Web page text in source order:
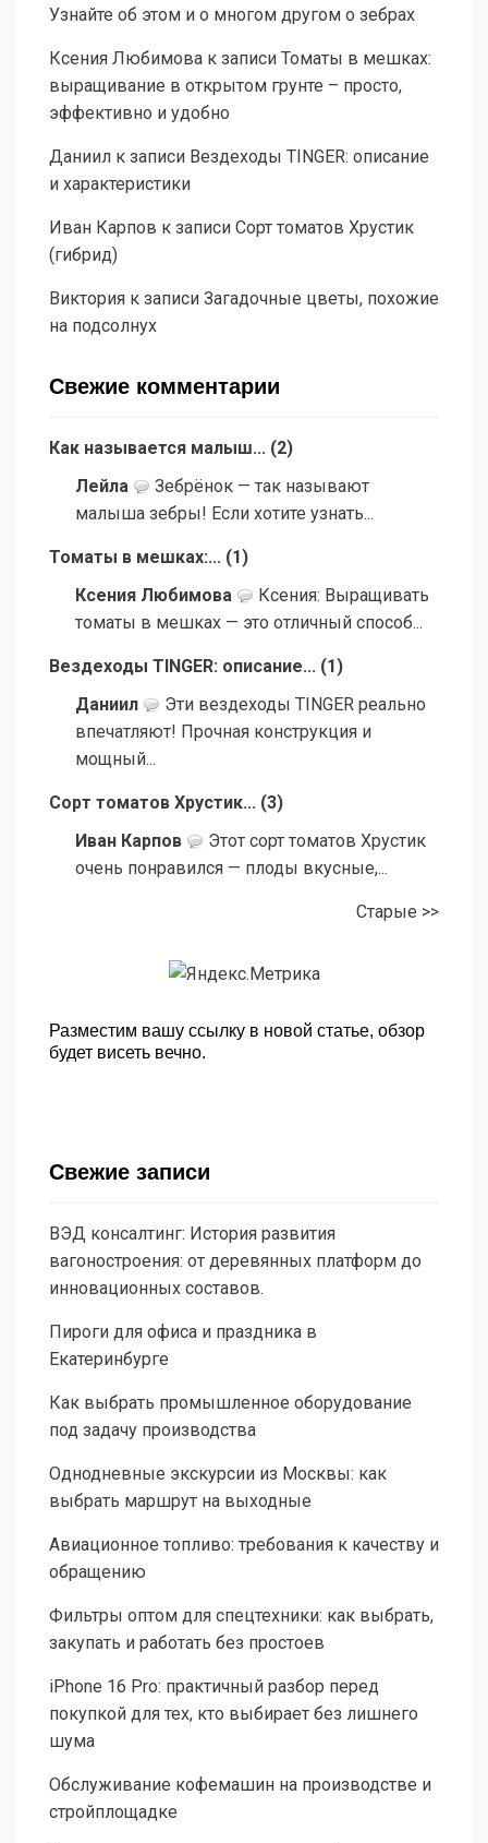
Узнайте об этом и о многом другом о зебрах
Ксения Любимова к записи Томаты в мешках:
выращивание в открытом грунте – просто,
эффективно и удобно
Даниил к записи Вездеходы TINGER: описание
и характеристики
Иван Карпов к записи Сорт томатов Хрустик
(гибрид)
Виктория к записи Загадочные цветы, похожие
на подсолнух
Свежие комментарии
Как называется малыш... (2)
Лейла
Зебрёнок — так называют
малыша зебры! Если хотите узнать...
Томаты в мешках:... (1 )
Ксения Любимова
Ксения: Выращивать
томаты в мешках — это отличный способ...
Вездеходы TINGER: описание... (1 )
Даниил
Эти вездеходы TINGER реально
впечатляют! Прочная конструкция и
мощный...
Сорт томатов Хрустик... (3)
Иван Карпов
Этот сорт томатов Хрустик
очень понравился — плоды вкусные,...
Старые >>
Разместим вашу ссылку в новой статье, обзор
будет висеть вечно.
Свежие записи
ВЭД консалтинг: История развития
вагоностроения: от деревянных платформ до
инновационных составов.
Пироги для офиса и праздника в
Екатеринбурге
Как выбрать промышленное оборудование
под задачу производства
Однодневные экскурсии из Москвы: как
выбрать маршрут на выходные
Авиационное топливо: требования к качеству и
обращению
Фильтры оптом для спецтехники: как выбрать,
закупать и работать без простоев
iPhone 16 Pro: практичный разбор перед
покупкой для тех, кто выбирает без лишнего
шума
Обслуживание кофемашин на производстве и
стройплощадке